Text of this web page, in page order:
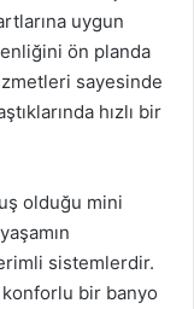
uygun
ön planda
sayesinde
hızlı bir
olduğu mini
sistemlerdir.
konforlu bir banyo